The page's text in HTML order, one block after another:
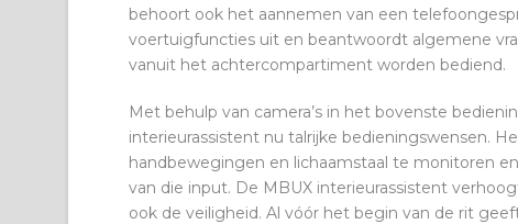
behoort ook het aannemen van een
voertuigfuncties uit en beantwoordt algemene
vanuit het achtercompartiment worden bediend.
Met behulp van camera’s in het bovenste
interieurassistent nu talrijke bedieningswensen.
handbewegingen en lichaamstaal te monitoren
van die input. De MBUX interieurassistent
ook de veiligheid. Al vóór het begin van de rit